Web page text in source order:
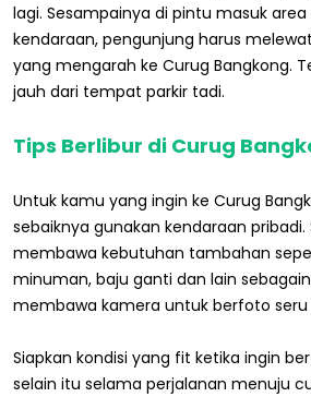
lagi. Sesampainya di pintu masuk
kendaraan, pengunjung harus
yang mengarah ke Curug Bangkong.
jauh dari tempat parkir tadi.
Tips Berlibur di Curug
Untuk kamu yang ingin ke Curug
sebaiknya gunakan kendaraan
membawa kebutuhan tambahan
minuman, baju ganti dan lain
membawa kamera untuk berfoto seru
Siapkan kondisi yang fit ketika ingin
selain itu selama perjalanan menuju